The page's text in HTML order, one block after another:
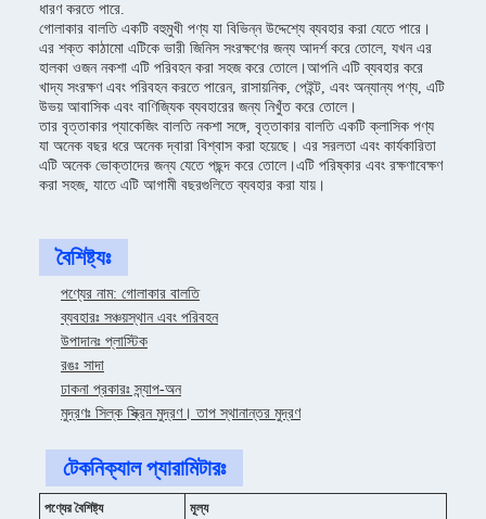
ধারণ করতে পারে.
গোলাকার বালতি একটি বহুমুখী পণ্য যা বিভিন্ন উদ্দেশ্যে ব্যবহার করা যেতে পারে।
এর শক্ত কাঠামো এটিকে ভারী জিনিস সংরক্ষণের জন্য আদর্শ করে তোলে, যখন এর
হালকা ওজন নকশা এটি পরিবহন করা সহজ করে তোলে।আপনি এটি ব্যবহার করে
খাদ্য সংরক্ষণ এবং পরিবহন করতে পারেন, রাসায়নিক, পেইন্ট, এবং অন্যান্য পণ্য, এটি
উভয় আবাসিক এবং বাণিজ্যিক ব্যবহারের জন্য নিখুঁত করে তোলে।
তার বৃত্তাকার প্যাকেজিং বালতি নকশা সঙ্গে, বৃত্তাকার বালতি একটি ক্লাসিক পণ্য
যা অনেক বছর ধরে অনেক দ্বারা বিশ্বাস করা হয়েছে। এর সরলতা এবং কার্যকারিতা
এটি অনেক ভোক্তাদের জন্য যেতে পছন্দ করে তোলে।এটি পরিষ্কার এবং রক্ষণাবেক্ষণ
করা সহজ, যাতে এটি আগামী বছরগুলিতে ব্যবহার করা যায়।
বৈশিষ্ট্যঃ
পণ্যের নাম: গোলাকার বালতি
ব্যবহারঃ সঞ্চয়স্থান এবং পরিবহন
উপাদানঃ প্লাস্টিক
রঙঃ সাদা
ঢাকনা প্রকারঃ স্ন্যাপ-অন
মুদ্রণঃ সিল্ক স্ক্রিন মুদ্রণ। তাপ স্থানান্তর মুদ্রণ
টেকনিক্যাল প্যারামিটারঃ
পণ্যের বৈশিষ্ট্য
মূল্য